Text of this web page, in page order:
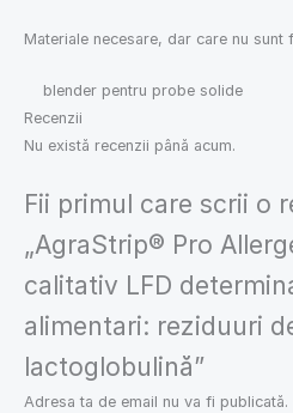
Materiale necesare, dar care nu sunt
blender pentru probe solide
Recenzii
Nu există recenzii până acum.
Fii primul care scrii o
„AgraStrip® Pro
calitativ LFD
alimentari: reziduuri
lactoglobulină”
Adresa ta de email nu va fi publicată.